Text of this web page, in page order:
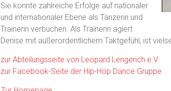
Sie konnte zahlreiche Erfolge auf nationaler
und internationaler Ebene als Tänzerin und
Trainerin verbuchen. Als Trainerin agiert
Denise mit außerordentlichem Taktgefühl, ist
zur Abteilungsseite von Leopard Lengerich e.V.
zur Facebook-Seite der Hip-Hop Dance Gruppe